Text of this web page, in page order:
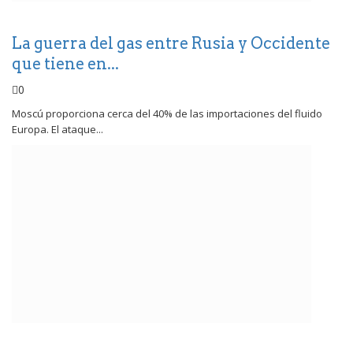
La guerra del gas entre Rusia y Occidente
que tiene en...
0
Moscú proporciona cerca del 40% de las importaciones del fluido
Europa. El ataque...